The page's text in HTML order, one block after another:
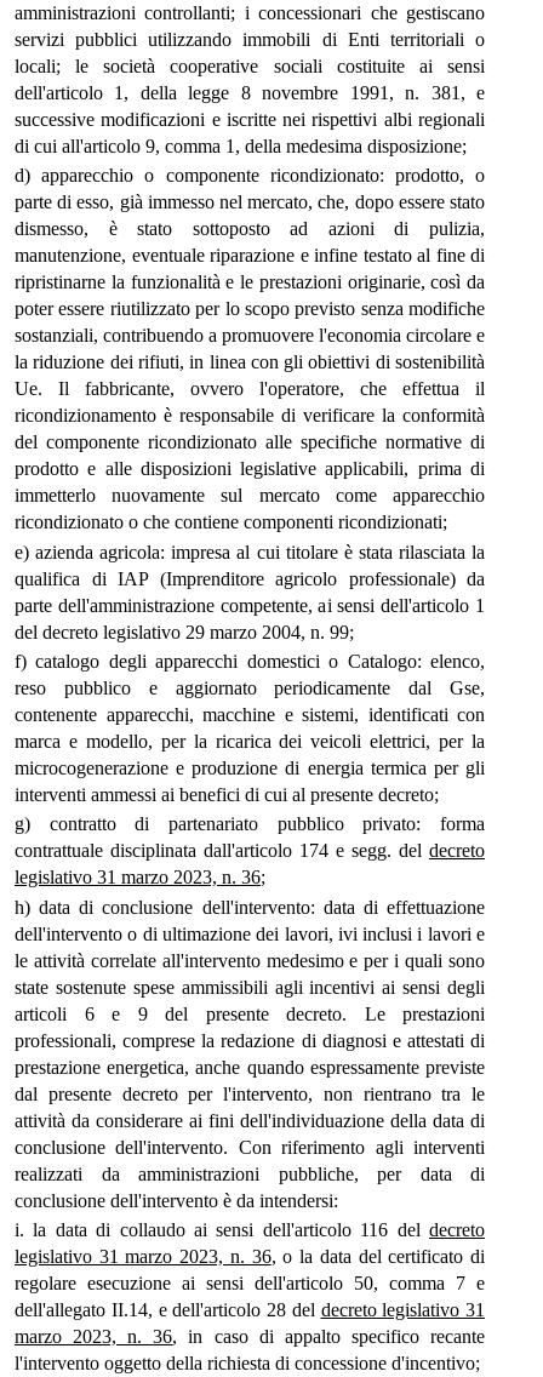
amministrazioni controllanti; i concessionari che gestiscano
servizi pubblici utilizzando immobili di Enti territoriali o
locali; le società cooperative sociali costituite ai sensi
dell'articolo 1, della legge 8 novembre 1991, n. 381, e
successive modificazioni e iscritte nei rispettivi albi regionali
di cui all'articolo 9, comma 1, della medesima disposizione;
d) apparecchio o componente ricondizionato: prodotto, o
parte di esso, già immesso nel mercato, che, dopo essere stato
dismesso, è stato sottoposto ad azioni di pulizia,
manutenzione, eventuale riparazione e infine testato al fine di
ripristinarne la funzionalità e le prestazioni originarie, così da
poter essere riutilizzato per lo scopo previsto senza modifiche
sostanziali, contribuendo a promuovere l'economia circolare e
la riduzione dei rifiuti, in linea con gli obiettivi di sostenibilità
Ue. Il fabbricante, ovvero l'operatore, che effettua il
ricondizionamento è responsabile di verificare la conformità
del componente ricondizionato alle specifiche normative di
prodotto e alle disposizioni legislative applicabili, prima di
immetterlo nuovamente sul mercato come apparecchio
ricondizionato o che contiene componenti ricondizionati;
e) azienda agricola: impresa al cui titolare è stata rilasciata la
qualifica di IAP (Imprenditore agricolo professionale) da
parte dell'amministrazione competente, ai sensi dell'articolo 1
del decreto legislativo 29 marzo 2004, n. 99;
f) catalogo degli apparecchi domestici o Catalogo: elenco,
reso pubblico e aggiornato periodicamente dal Gse,
contenente apparecchi, macchine e sistemi, identificati con
marca e modello, per la ricarica dei veicoli elettrici, per la
microcogenerazione e produzione di energia termica per gli
interventi ammessi ai benefici di cui al presente decreto;
g) contratto di partenariato pubblico privato: forma
contrattuale disciplinata dall'articolo 174 e segg. del decreto
legislativo 31 marzo 2023, n. 36;
h) data di conclusione dell'intervento: data di effettuazione
dell'intervento o di ultimazione dei lavori, ivi inclusi i lavori e
le attività correlate all'intervento medesimo e per i quali sono
state sostenute spese ammissibili agli incentivi ai sensi degli
articoli 6 e 9 del presente decreto. Le prestazioni
professionali, comprese la redazione di diagnosi e attestati di
prestazione energetica, anche quando espressamente previste
dal presente decreto per l'intervento, non rientrano tra le
attività da considerare ai fini dell'individuazione della data di
conclusione dell'intervento. Con riferimento agli interventi
realizzati da amministrazioni pubbliche, per data di
conclusione dell'intervento è da intendersi:
i. la data di collaudo ai sensi dell'articolo 116 del decreto
legislativo 31 marzo 2023, n. 36, o la data del certificato di
regolare esecuzione ai sensi dell'articolo 50, comma 7 e
dell'allegato II.14, e dell'articolo 28 del decreto legislativo 31
marzo 2023, n. 36, in caso di appalto specifico recante
l'intervento oggetto della richiesta di concessione d'incentivo;